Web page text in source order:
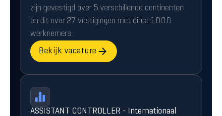
zijn gevestigd over 5 verschillende continenten
en dit over 27 vestigingen met circa 1000
werknemers.
Bekijk vacature
ASSISTANT CONTROLLER - Internationaal